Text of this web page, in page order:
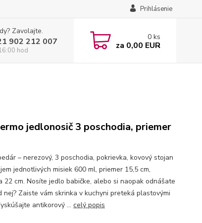
Prihlásenie
Zavolajte.
902 212 007
hod
0 ks
za 0,00 EUR
jedlonosič 3 poschodia, priemer
– nerezový, 3 poschodia, pokrievka, kovový stojan
jednotlivých misiek 600 ml, priemer 15,5 cm,
22 cm. Nosíte jedlo babičke, alebo si naopak odnášate
nej? Zaiste vám skrinka v kuchyni preteká plastovými
antikorový ... celý popis